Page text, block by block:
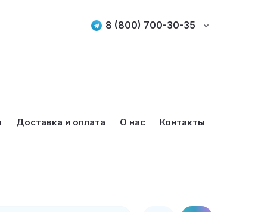
8 (800) 700-30-35
Доставка и оплата О нас Контакты